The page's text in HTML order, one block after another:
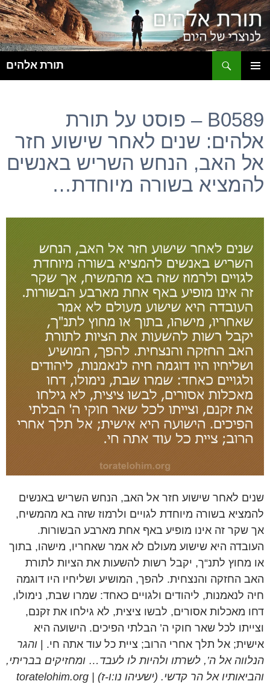
תורת אלהים
B0589 – פוסט על תורת
אלהים: שנים לאחר שישוע חזר
אל האב, הנחש השריש באנשים
להמציא בשורה מיוחדת…
שנים לאחר שישוע חזר אל האב, הנחש השריש באנשים
להמציא בשורה מיוחדת לגויים ולרמוז שזה בא מהמשיח,
אך שקר זה אינו מופיע באף אחת מארבע הבשורות.
העובדה היא שישוע מעולם לא אמר שאחריו, מישהו, בתוך
או מחוץ לתנ“ך, יקבל רשות להשעות את הציות לתורת
האב החזקה והנצחית. להפך, המושיע ושליחיו היו דוגמה
חיה לנאמנות, ליהודים ולגויים כאחד: שמרו שבת, נימולו,
דחו מאכלות אסורים, לבשו ציצית, לא גילחו את זקנם,
וצייתו לכל שאר חוקי ה’ הבלתי הפיכים. הישועה היא
אישית; אל תלך אחרי הרוב; ציית כל עוד אתה חי. | והגר
הנלווה אל ה’, לשרתו ולהיות לו לעבד… ומחזיקים בבריתי,
והביאותיו אל הר קדשי. (ישעיהו נו:ו-ז) | toratelohim.org